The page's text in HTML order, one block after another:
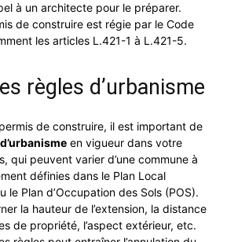
à un architecte pour le préparer.
de construire est régie par le Code
les articles L.421-1 à L.421-5.
règles d’urbanisme
de construire, il est important de
en vigueur dans votre
qui peuvent varier d’une commune à
définies dans le Plan Local
le Plan d’Occupation des Sols (POS).
la hauteur de l’extension, la distance
de propriété, l’aspect extérieur, etc.